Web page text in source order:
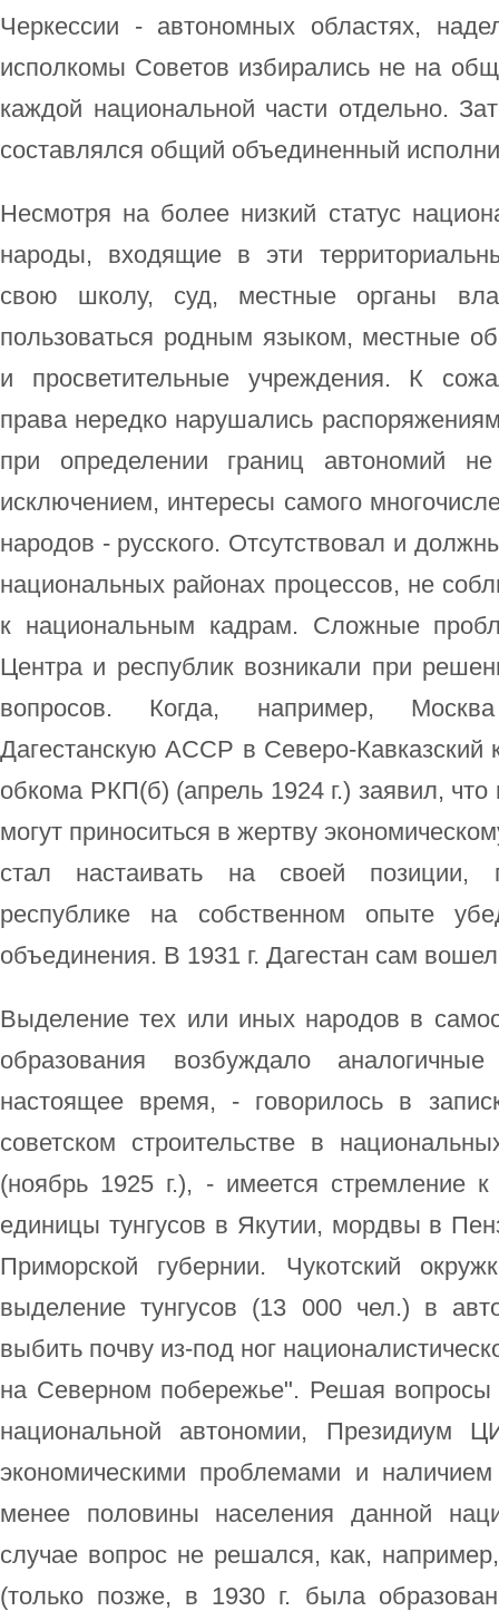
Черкессии - автономных областях,
исполкомы Советов избирались не на
каждой национальной части отдельно.
составлялся общий объединенный
Несмотря на более низкий статус
народы, входящие в эти
свою школу, суд, местные органы
пользоваться родным языком, местные
и просветительные учреждения. К
права нередко нарушались
при определении границ автономий
исключением, интересы самого
народов - русского. Отсутствовал и
национальных районах процессов, не
к национальным кадрам. Сложные
Центра и республик возникали при
вопросов. Когда, например,
Дагестанскую АССР в Северо-Кавказский
обкома РКП(б) (апрель 1924 г.) заявил,
могут приноситься в жертву
стал настаивать на своей позиции,
республике на собственном опыте
объединения. В 1931 г. Дагестан сам вошел
Выделение тех или иных народов в
образования возбуждало
настоящее время, - говорилось в
советском строительстве в
(ноябрь 1925 г.), - имеется стремление
единицы тунгусов в Якутии, мордвы в
Приморской губернии. Чукотский
выделение тунгусов (13 000 чел.) в
выбить почву из-под ног
на Северном побережье". Решая
национальной автономии,
экономическими проблемами и
менее половины населения данной
случае вопрос не решался, как,
(только позже, в 1930 г. была